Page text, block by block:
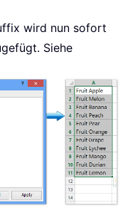
wird nun sofort
Siehe